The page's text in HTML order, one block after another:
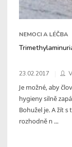
NEMOCI A LÉČBA
23.02.2017
Je možné, aby
hygieny silně
Bohužel je. A žít
rozhodně n ...